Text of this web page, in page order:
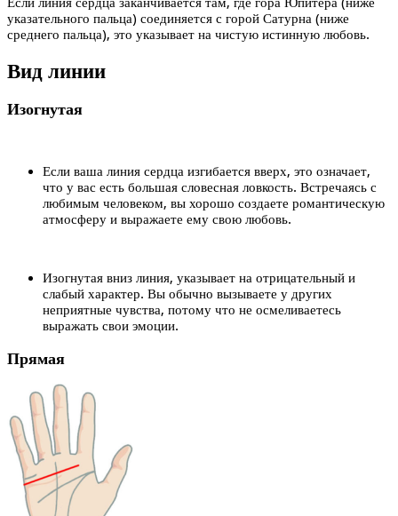
указательного пальца) соединяется с горой Сатурна (ниже
среднего пальца), это указывает на чистую истинную любовь.
Вид линии
Изогнутая
Если ваша линия сердца изгибается вверх, это означает,
что у вас есть большая словесная ловкость. Встречаясь с
любимым человеком, вы хорошо создаете романтическую
атмосферу и выражаете ему свою любовь.
Изогнутая вниз линия, указывает на отрицательный и
слабый характер. Вы обычно вызываете у других
неприятные чувства, потому что не осмеливаетесь
выражать свои эмоции.
Прямая